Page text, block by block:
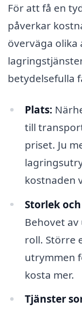
För att få en
påverkar
överväga olika
betydelsefulla
Plats:
till
priset. Ju
kostnaden
Storlek
Behovet
roll. Större
utrymmen
kosta mer.
Tjänster